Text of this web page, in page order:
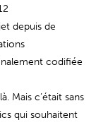
depuis de
codifiée
Mais c’était sans
qui souhaitent